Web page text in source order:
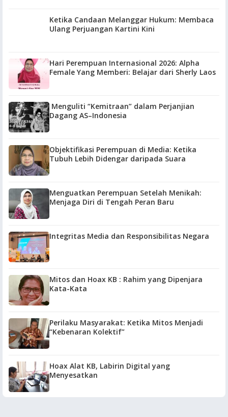
Ketika Candaan Melanggar Hukum: Membaca
Ulang Perjuangan Kartini Kini
Hari Perempuan Internasional 2026: Alpha
Female Yang Memberi: Belajar dari Sherly Laos
Menguliti “Kemitraan” dalam Perjanjian
Dagang AS–Indonesia
Objektifikasi Perempuan di Media: Ketika
Tubuh Lebih Didengar daripada Suara
Menguatkan Perempuan Setelah Menikah:
Menjaga Diri di Tengah Peran Baru
Integritas Media dan Responsibilitas Negara
Mitos dan Hoax KB : Rahim yang Dipenjara
Kata-Kata
Perilaku Masyarakat: Ketika Mitos Menjadi
“Kebenaran Kolektif”
Hoax Alat KB, Labirin Digital yang
Menyesatkan